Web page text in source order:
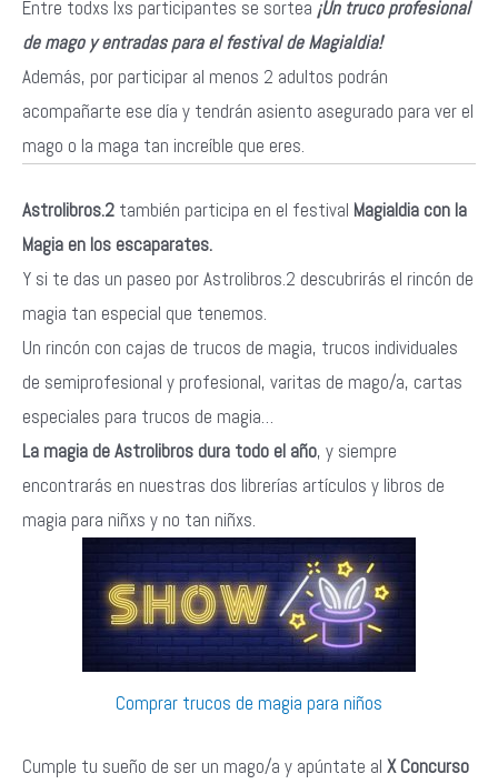
Entre todxs lxs participantes se sortea ¡Un truco profesional
de mago y entradas para el festival de Magialdia!
Además, por participar al menos 2 adultos podrán
acompañarte ese día y tendrán asiento asegurado para ver el
mago o la maga tan increíble que eres.
Astrolibros.2 también participa en el festival Magialdia con la
Magia en los escaparates.
Y si te das un paseo por Astrolibros.2 descubrirás el rincón de
magia tan especial que tenemos.
Un rincón con cajas de trucos de magia, trucos individuales
de semiprofesional y profesional, varitas de mago/a, cartas
especiales para trucos de magia…
La magia de Astrolibros dura todo el año, y siempre
encontrarás en nuestras dos librerías artículos y libros de
magia para niñxs y no tan niñxs.
Comprar trucos de magia para niños
Cumple tu sueño de ser un mago/a y apúntate al X Concurso